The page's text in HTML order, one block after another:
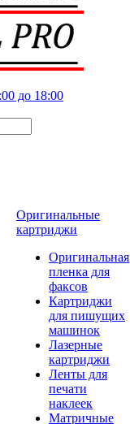
до 18:00
Оригинальные
картриджи
Оригинальная
пленка для
факсов
Картриджи
для пишущих
машинок
Лазерные
картриджи
Ленты для
печати
наклеек
Матричные